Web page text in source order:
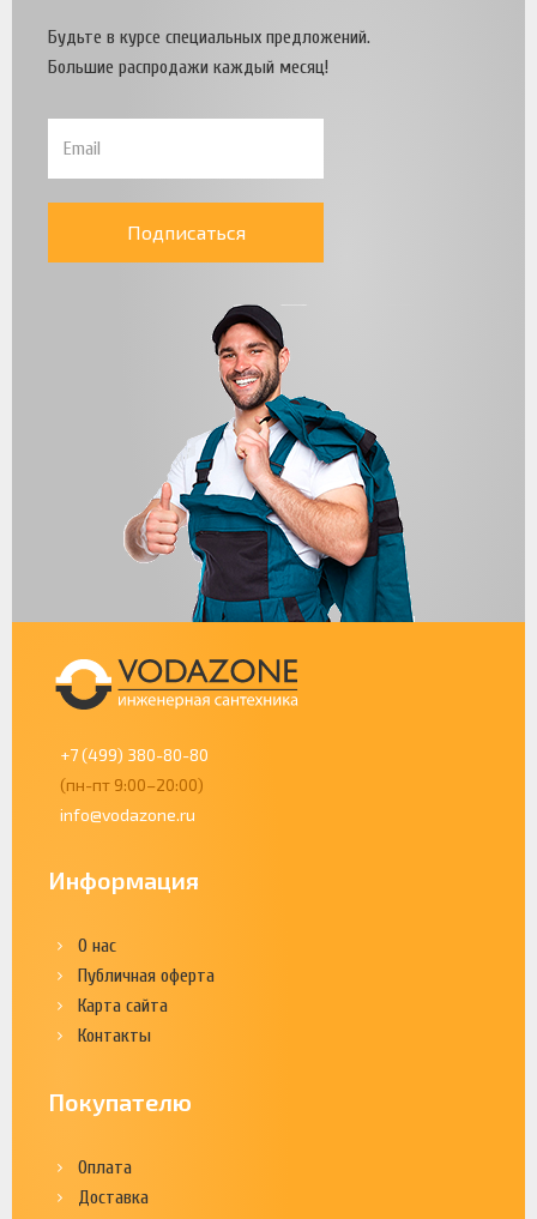
Будьте в курсе специальных предложений.
Большие распродажи каждый месяц!
Подписаться
+7 (499) 380-80-80
(пн-пт 9:00–20:00)
info@vodazone.ru
Информация
О нас
Публичная оферта
Карта сайта
Контакты
Покупателю
Оплата
Доставка